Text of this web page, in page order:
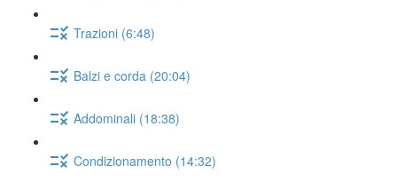
Trazioni (6:48)
Balzi e corda (20:04)
Addominali (18:38)
Condizionamento (14:32)